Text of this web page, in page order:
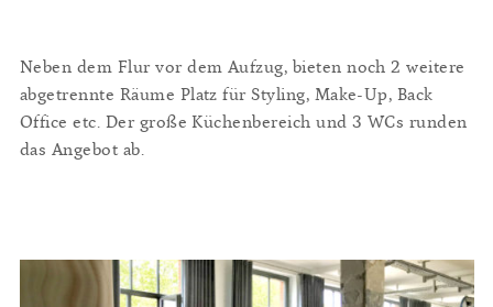
Neben dem Flur vor dem Aufzug, bieten noch 2 weitere
abgetrennte Räume Platz für Styling, Make-Up, Back
Office etc. Der große Küchenbereich und 3 WCs runden
das Angebot ab.